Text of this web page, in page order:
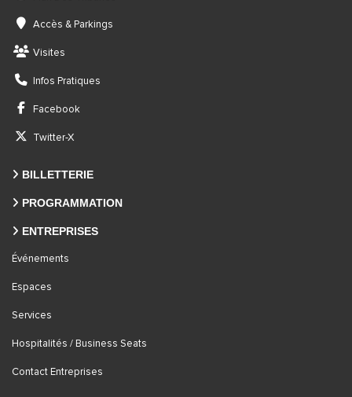
Accès & Parkings
Visites
Infos Pratiques
Facebook
Twitter-X
BILLETTERIE
PROGRAMMATION
ENTREPRISES
Événements
Espaces
Services
Hospitalités / Business Seats
Contact Entreprises